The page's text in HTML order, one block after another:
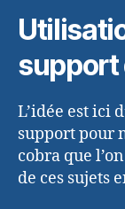
support
L’idée est ici
support pour
cobra que
de ces sujets